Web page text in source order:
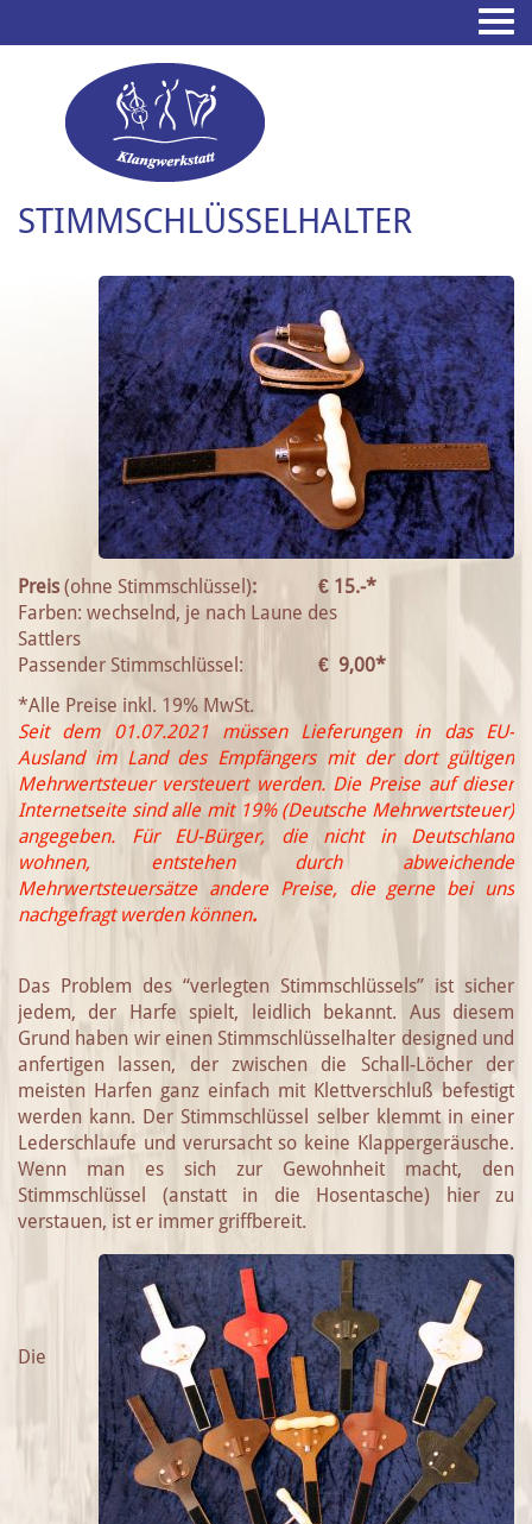
STIMMSCHLÜSSELHALTER
Preis (ohne Stimmschlüssel): € 15.-*
Farben: wechselnd, je nach Laune des
Sattlers
Passender Stimmschlüssel:
€ 9,00*
*Alle Preise inkl. 19% MwSt.
Seit dem 01.07.2021 müssen Lieferungen in das EU-
Ausland im Land des Empfängers mit der dort gültigen
Mehrwertsteuer versteuert werden. Die Preise auf dieser
Internetseite sind alle mit 19% (Deutsche Mehrwertsteuer)
angegeben. Für EU-Bürger, die nicht in Deutschland
wohnen, entstehen durch abweichende
Mehrwertsteuersätze andere Preise, die gerne bei uns
nachgefragt werden können.
Das Problem des “verlegten Stimmschlüssels” ist sicher
jedem, der Harfe spielt, leidlich bekannt. Aus diesem
Grund haben wir einen Stimmschlüsselhalter designed und
anfertigen lassen, der zwischen die Schall-Löcher der
meisten Harfen ganz einfach mit Klettverschluß befestigt
werden kann. Der Stimmschlüssel selber klemmt in einer
Lederschlaufe und verursacht so keine Klappergeräusche.
Wenn man es sich zur Gewohnheit macht, den
Stimmschlüssel (anstatt in die Hosentasche) hier zu
verstauen, ist er immer griffbereit.
Die